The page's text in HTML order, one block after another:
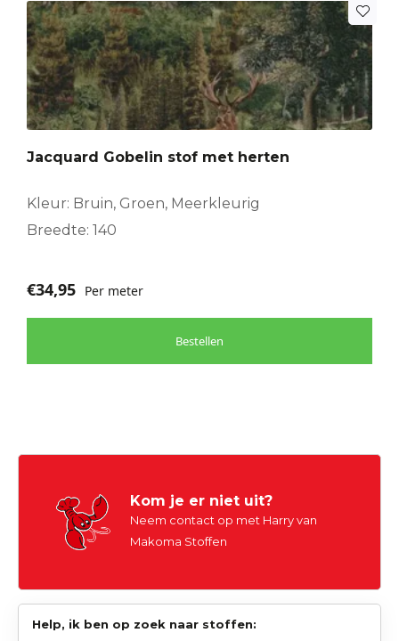
Jacquard Gobelin stof met herten
Kleur: Bruin, Groen, Meerkleurig
Breedte: 140
€34,95 Per meter
Bestellen
Kom je er niet uit?
Neem contact op met Harry van
Makoma Stoffen
Help, ik ben op zoek naar stoffen: